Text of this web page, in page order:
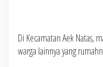
Di Kecamatan Aek Natas,
warga lainnya yang